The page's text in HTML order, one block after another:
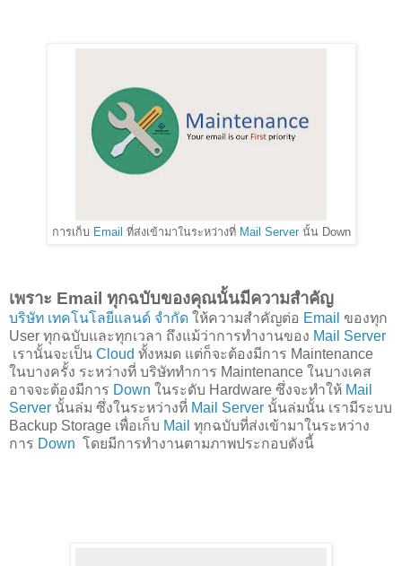
การเก็บ Email ที่ส่งเข้ามาในระหว่างที่ Mail Serverนั้น Down
เพราะ Email ทุกฉบับของคุณนั้นมีความสำคัญ
บริษัท เทคโนโลยีแลนด์ จำกัด ให้ความสำคัญต่อ Email ของทุก
User ทุกฉบับและทุกเวลา ถึงแม้ว่าการทำงานของ Mail Server
เรานั้นจะเป็น Cloud ทั้งหมด แต่ก็จะต้องมีการ Maintenance
ในบางครั้ง ระหว่างที่ บริษัททำการ Maintenance ในบางเคส
อาจจะต้องมีการ Down ในระดับ Hardware ซึ่งจะทำให้ Mail
Server นั้นล่ม ซึ่งในระหว่างที่ Mail Server นั้นล่มนั้น เรามีระบบ
Backup Storage เพื่อเก็บ Mail ทุกฉบับที่ส่งเข้ามาในระหว่าง
การ Down โดยมีการทำงานตามภาพประกอบดังนี้